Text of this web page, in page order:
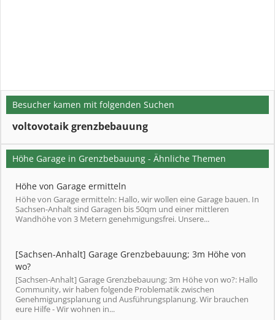
Besucher kamen mit folgenden Suchen
voltovotaik grenzbebauung
Höhe Garage in Grenzbebauung - Ähnliche Themen
Höhe von Garage ermitteln
Höhe von Garage ermitteln: Hallo, wir wollen eine Garage bauen. In
Sachsen-Anhalt sind Garagen bis 50qm und einer mittleren
Wandhöhe von 3 Metern genehmigungsfrei. Unsere...
[Sachsen-Anhalt] Garage Grenzbebauung; 3m Höhe von
wo?
[Sachsen-Anhalt] Garage Grenzbebauung; 3m Höhe von wo?: Hallo
Community, wir haben folgende Problematik zwischen
Genehmigungsplanung und Ausführungsplanung. Wir brauchen
eure Hilfe - Wir wohnen in...